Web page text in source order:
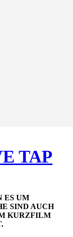
TAP
ES UM
SIND AUCH
KURZFILM